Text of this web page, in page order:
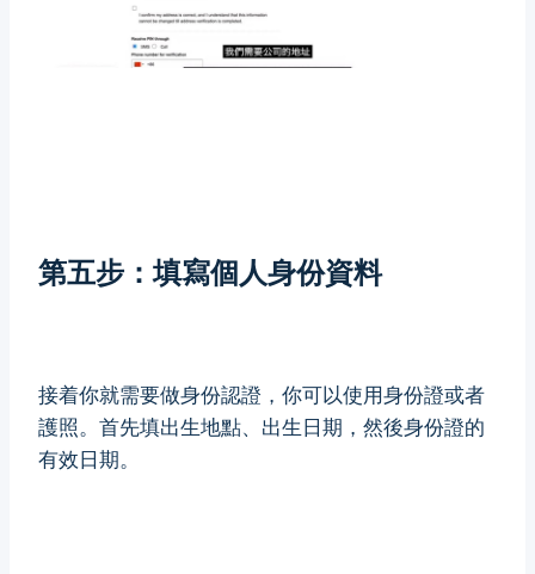
第五步：填寫個人身份資料
接着你就需要做身份認證，你可以使用身份證或者
護照。首先填出生地點、出生日期，然後身份證的
有效日期。